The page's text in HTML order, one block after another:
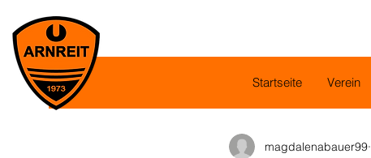
Startseite Verein
magdalenabauer99